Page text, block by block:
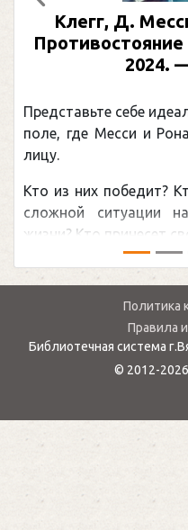
Клегг, Д.
2024.
Представьте себе
поле, где Месси и
лицу.
Кто из них победит?
сложной ситуации
жизни? Кто принесет
Предыдущий
Политика
Правила
Библиотечная система
© 2012-2026